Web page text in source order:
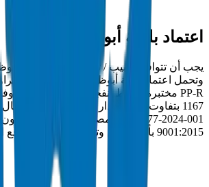
اعتماد بلدية أبوظبي وأدسك
وتحمل اعتماد بلدية أبوظبي وأدسك. أنابيب
9001:2015 بأم القيوين وتسلم مباشرة لمواقع المشاريع في أبوظبي.